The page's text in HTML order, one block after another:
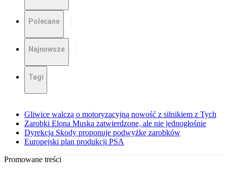
Polecane
Najnowsze
Tagi
Gliwice walczą o motoryzacyjną nowość z silnikiem z Tych
Zarobki Elona Muska zatwierdzone, ale nie jednogłośnie
Dyrekcja Skody proponuje podwyżkę zarobków
Europejski plan produkcji PSA
Promowane treści